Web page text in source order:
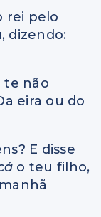
rei pelo
dizendo:
te não
eira ou do
E disse
o teu filho,